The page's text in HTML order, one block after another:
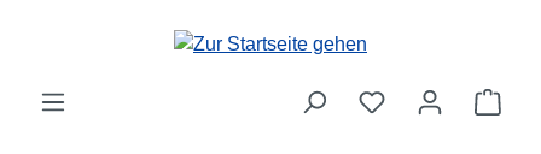
Zum Hauptinhalt springen